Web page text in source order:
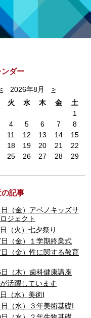
ンダー
2026年8月
>
火 水 木 金
土
1
4 5 6 7
8
11 12 13 14
15
18 19 20 21
22
25 26 27 28
29
記事
日（金）アベノキッズサ
ジェクト
（火）七夕祭り
日（金）１学期終業式
日（金）性に関する教育
日（木）歯科健康講座
活躍しています
（水）美術Ⅰ
（水）３年美術基礎Ⅰ